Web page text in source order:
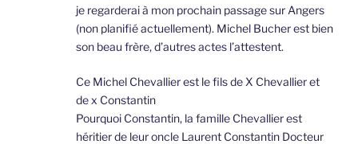
je regarderai à mon prochain passage sur Angers
(non planifié actuellement). Michel Bucher est bien
son beau frère, d’autres actes l’attestent.
Ce Michel Chevallier est le fils de X Chevallier et
de x Constantin
Pourquoi Constantin, la famille Chevallier est
héritier de leur oncle Laurent Constantin Docteur